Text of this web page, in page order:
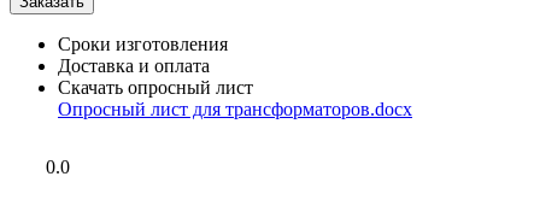
Сроки изготовления
Доставка и оплата
Скачать опросный лист
Опросный лист для трансформаторов.docx
0.0